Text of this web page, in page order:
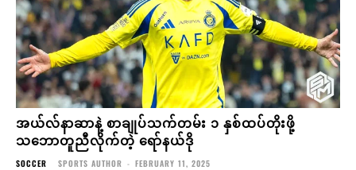
အယ်လ်နာဆာနဲ့ စာချုပ်သက်တမ်း ၁ နှစ်ထပ်တိုးဖို့
သဘောတူညီလိုက်တဲ့ ရော်နယ်ဒို
SOCCER SPORTS AUTHOR - FEBRUARY 11, 2025